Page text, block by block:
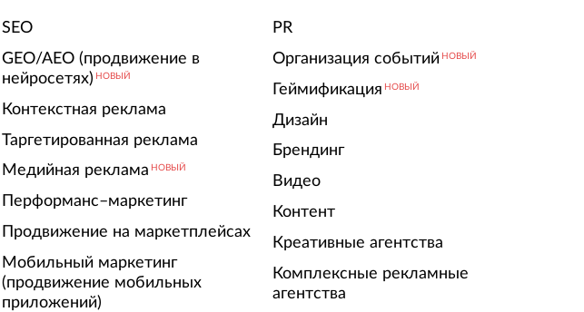
SEO
GEO/AEO (продвижение в
нейросетях) НОВЫЙ
Контекстная реклама
Таргетированная реклама
Медийная реклама НОВЫЙ
Перформанс–маркетинг
Продвижение на маркетплейсах
Мобильный маркетинг
(продвижение мобильных
приложений)
PR
Организация событий НОВЫЙ
Геймификация НОВЫЙ
Дизайн
Брендинг
Видео
Контент
Креативные агентства
Комплексные рекламные
агентства